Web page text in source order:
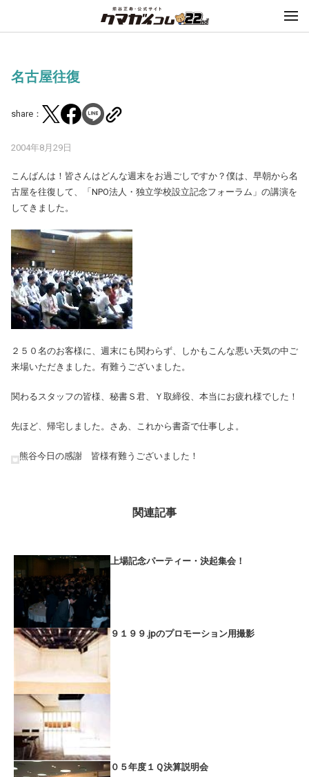
名古屋往復
share：
2004年8月29日
こんばんは！皆さんはどんな週末をお過ごしですか？僕は、早朝から名
古屋を往復して、「NPO法人・独立学校設立記念フォーラム」の講演を
してきました。
２５０名のお客様に、週末にも関わらず、しかもこんな悪い天気の中ご
来場いただきました。有難うございました。
関わるスタッフの皆様、秘書Ｓ君、Ｙ取締役、本当にお疲れ様でした！
先ほど、帰宅しました。さあ、これから書斎で仕事しよ。
熊谷今日の感謝 皆様有難うございました！
関連記事
上場記念パーティー・決起集会！
９１９９.jpのプロモーション用撮影
０５年度１Ｑ決算説明会